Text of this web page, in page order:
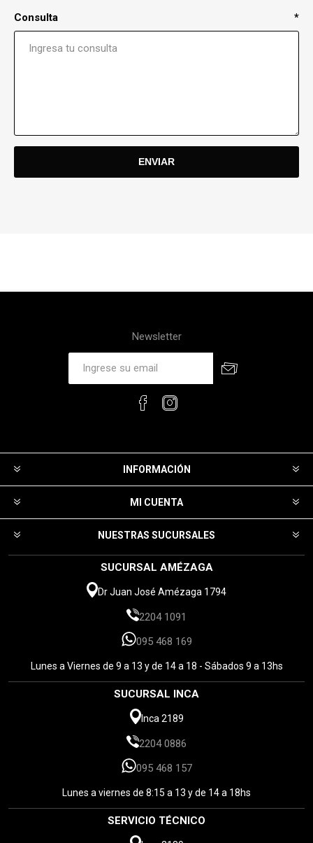
Consulta *
Newsletter
INFORMACIÓN
MI CUENTA
NUESTRAS SUCURSALES
SUCURSAL AMÉZAGA
Dr Juan José Amézaga 1794
2204 1091
095 468 169
Lunes a Viernes de 9 a 13 y de 14 a 18 - Sábados 9 a 13hs
SUCURSAL INCA
Inca 2189
2204 0886
095 468 157
Lunes a viernes de 8:15 a 13 y de 14 a 18hs
SERVICIO TÉCNICO